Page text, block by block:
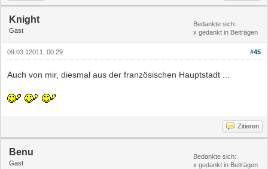
Knight
Gast
Bedankte sich:
x gedankt in Beiträgen
#45
09.03.12011, 00:29
Auch von mir, diesmal aus der französischen Hauptstadt ...
Zitieren
Benu
Gast
Bedankte sich:
x gedankt in Beiträgen